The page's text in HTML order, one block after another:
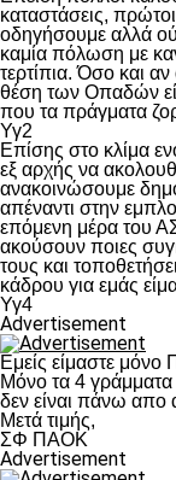
καταστάσεις,
οδηγήσουμε αλλά
καμία πόλωση με
τερτίπια. Όσο και
θέση των Οπαδών
που τα πράγματα
Υγ2
Επίσης στο κλίμα
εξ αρχής να
ανακοινώσουμε
απέναντι στην
επόμενη μέρα του
ακούσουν ποιες
τους και
κάδρου για εμάς
Υγ4
Advertisement
Εμείς είμαστε
Μόνο τα 4
δεν είναι πάνω απο
Μετά τιμής,
ΣΦ ΠΑΟΚ
Advertisement